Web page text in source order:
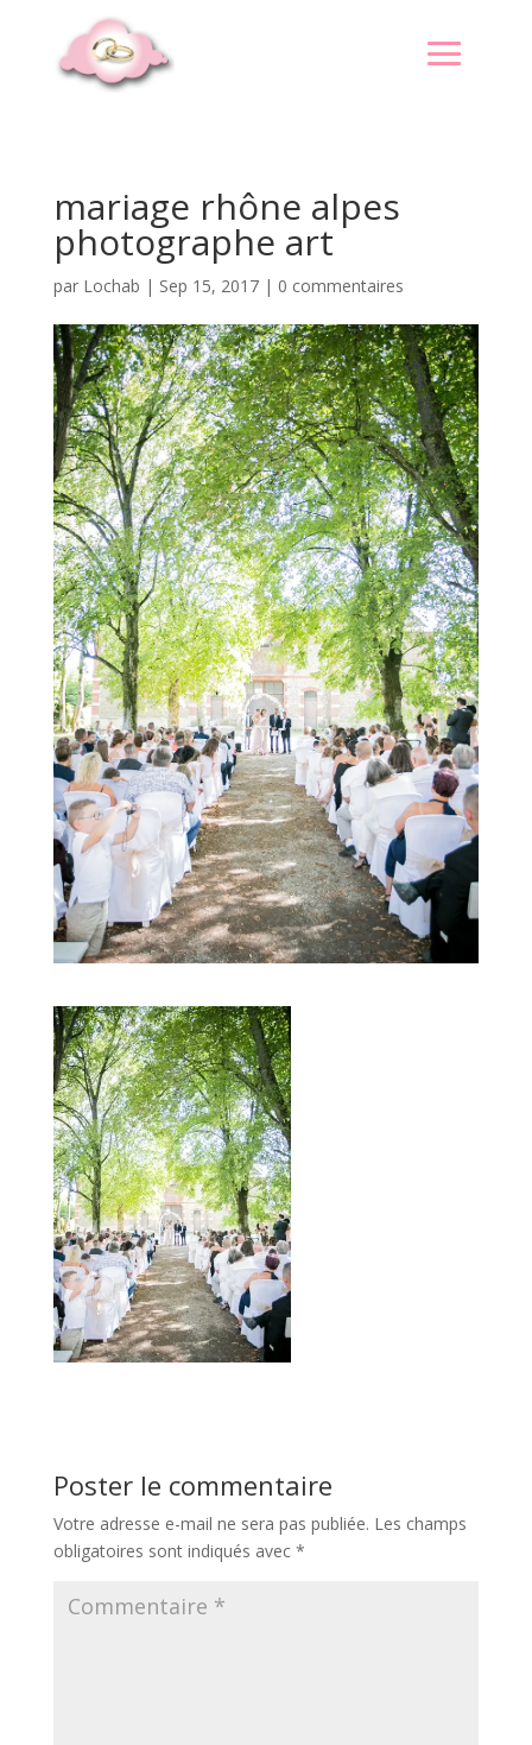
mariage rhône alpes
photographe art
par Lochab | Sep 15, 2017| 0 commentaires
Poster le commentaire
Votre adresse e-mail ne sera pas publiée. Les champs
obligatoires sont indiqués avec *